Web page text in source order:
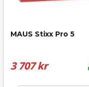
MAUS Stixx Pro 5
3 707 kr